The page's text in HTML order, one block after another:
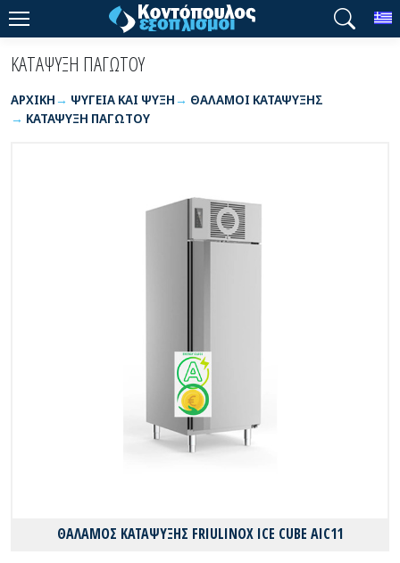
ΚΑΤΑΨΥΞΗ ΠΑΓΩΤΟΥ
ΑΡΧΙΚΉ ΨΥΓΕΙΑ ΚΑΙ ΨΥΞΗ
ΘΑΛΑΜΟΙ ΚΑΤΑΨΥΞΗΣ
ΚΑΤΑΨΥΞΗ ΠΑΓΩΤΟΥ
ΘΑΛΑΜΟΣ ΚΑΤΑΨΥΞΗΣ FRIULINOX ICE CUBE AIC11